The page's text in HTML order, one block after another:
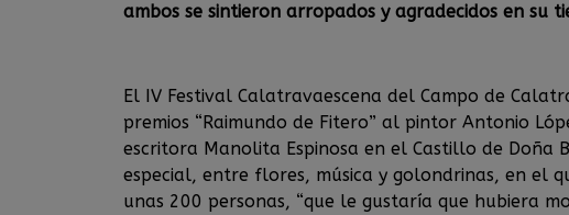
ambos se sintieron arropados y agradecidos en su
El IV Festival Calatravaescena del Campo de
premios “Raimundo de Fitero” al pintor Antonio
escritora Manolita Espinosa en el Castillo de
especial, entre flores, música y golondrinas, en el
unas 200 personas, “que le gustaría que hubiera